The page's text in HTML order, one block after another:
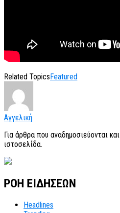
Related Topics Featured
Αγγελική
Για άρθρα που αναδημοσιεύονται
ιστοσελίδα.
ΡΟΗ ΕΙΔΗΣΕΩΝ
Headlines